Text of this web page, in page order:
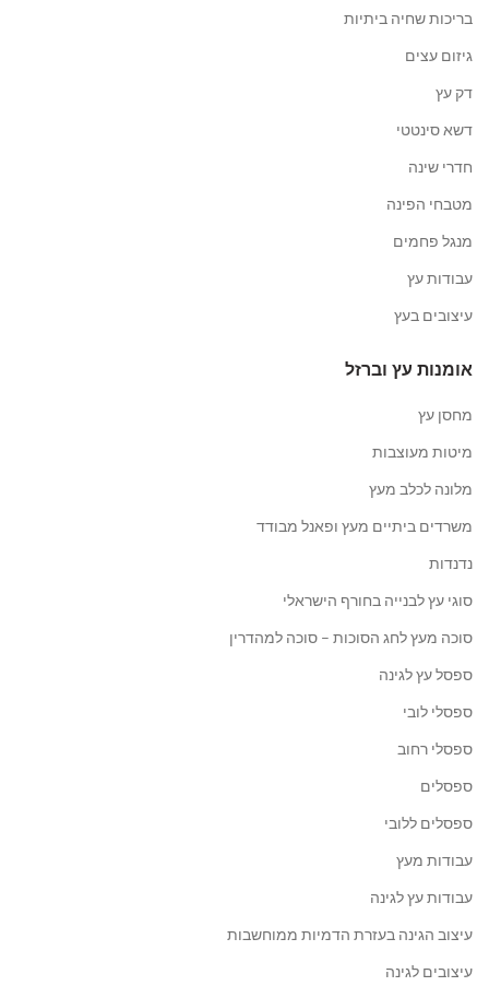
בריכות שחיה ביתיות
גיזום עצים
דק עץ
דשא סינטטי
חדרי שינה
מטבחי הפינה
מנגל פחמים
עבודות עץ
עיצובים בעץ
אומנות עץ וברזל
מחסן עץ
מיטות מעוצבות
מלונה לכלב מעץ
משרדים ביתיים מעץ ופאנל מבודד
נדנדות
סוגי עץ לבנייה בחורף הישראלי
סוכה מעץ לחג הסוכות – סוכה למהדרין
ספסל עץ לגינה
ספסלי לובי
ספסלי רחוב
ספסלים
ספסלים ללובי
עבודות מעץ
עבודות עץ לגינה
עיצוב הגינה בעזרת הדמיות ממוחשבות
עיצובים לגינה